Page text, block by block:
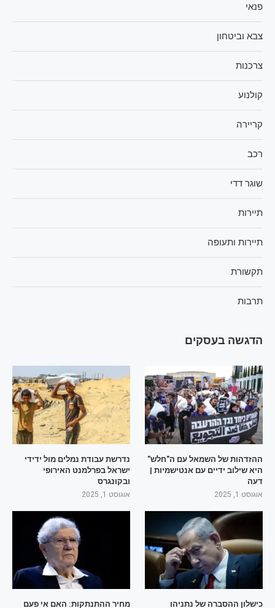
פנאי
צבא וביטחון
צרכנות
קולנוע
קריירה
רכב
שוגר דדי
תיירות
תיירות ותעופה
תקשורת
תרבות
הדגשה בעסקים
ההזדהות של השמאל עם ה"חלש"
היא שילוב ידיים עם אנטישמיות |
דעה
אוגוסט 1, 2025
נדרשת עבודת נמלים מול ידידי
ישראל בפרלמנט האירופי
ובקונגרס
אוגוסט 1, 2025
כישלון ההסברה של נתניהו מחיר ההתנתקות: האם אי פעם